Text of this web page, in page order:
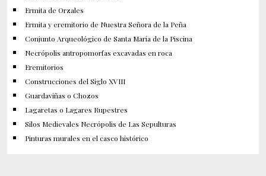
Ermita de Orzales
Ermita y eremitorio de Nuestra Señora de la Peña
Conjunto Arqueológico de Santa María de la Piscina
Necrópolis antropomorfas excavadas en roca
Eremitorios
Construcciones del Siglo XVIII
Guardaviñas o Chozos
Lagaretas o Lagares Rupestres
Silos Medievales Necrópolis de Las Sepulturas
Pinturas murales en el casco histórico